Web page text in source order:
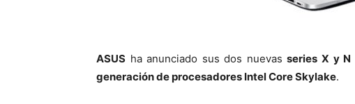
ASUS ha anunciado sus dos nuevasseries X y N
generación de procesadores Intel Core Skylake.